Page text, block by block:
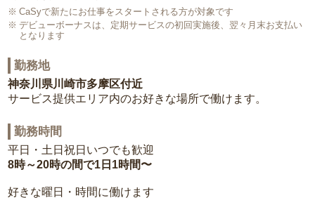
CaSyで新たにお仕事をスタートされる方が対象です
デビューボーナスは、定期サービスの初回実施後、翌々月末お支払い
となります
勤務地
神奈川県川崎市多摩区付近
サービス提供エリア内のお好きな場所で働けます。
勤務時間
平日・土日祝日いつでも歓迎
8時～20時の間で1日1時間〜
好きな曜日・時間に働けます